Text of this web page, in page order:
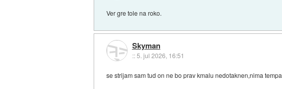
Ver gre tole na roko.
Skyman
::5. jul 2026, 16:51
se strijam sam tud on ne bo prav kmalu nedotaknen,nima tempa